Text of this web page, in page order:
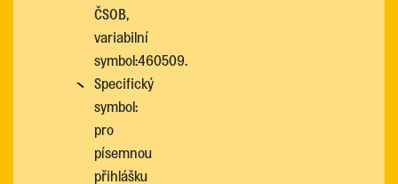
ČSOB,
variabilní
symbol:460509.
Specifický
symbol:
pro
písemnou
přihlášku